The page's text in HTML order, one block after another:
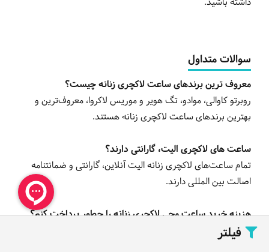
فیلتر
سوالات متداول
معروف ترین برندهای ساعت لاکچری زنانه چیست؟
روبرتو کاوالی، موادو، تگ هویر و موریس لاکروا، معروف‌ترین و
بهترین برندهای ساعت لاکچری زنانه هستند.
ساعت های لاکچری الیت، گارانتی دارند؟
تمام ساعت‌های لاکچری زنانه الیت آنلاین، گارانتی و ضمانتنامه
اصالت بین المللی دارند.
هزینه خرید ساعت مچی لاکچری زنانه را چطور پرداخت کنم؟
در الیت آنلاین، امکان پرداخت نقدی و با کارت بانکی در محل و